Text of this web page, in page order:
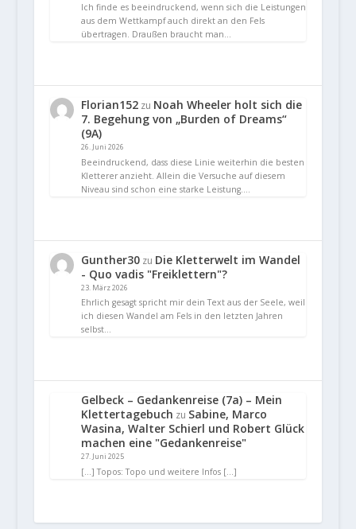
Ich finde es beeindruckend, wenn sich die Leistungen
aus dem Wettkampf auch direkt an den Fels
übertragen. Draußen braucht man…
Florian152zu Noah Wheeler holt sich die
7. Begehung von „Burden of Dreams“
(9A)
26. Juni 2026
Beeindruckend, dass diese Linie weiterhin die besten
Kletterer anzieht. Allein die Versuche auf diesem
Niveau sind schon eine starke Leistung.…
Gunther30zu Die Kletterwelt im Wandel
- Quo vadis "Freiklettern"?
23. März 2026
Ehrlich gesagt spricht mir dein Text aus der Seele, weil
ich diesen Wandel am Fels in den letzten Jahren
selbst…
Gelbeck – Gedankenreise (7a) – Mein
Klettertagebuch zu Sabine, Marco
Wasina, Walter Schierl und Robert Glück
machen eine "Gedankenreise"
27. Juni 2025
[…] Topos: Topo und weitere Infos […]